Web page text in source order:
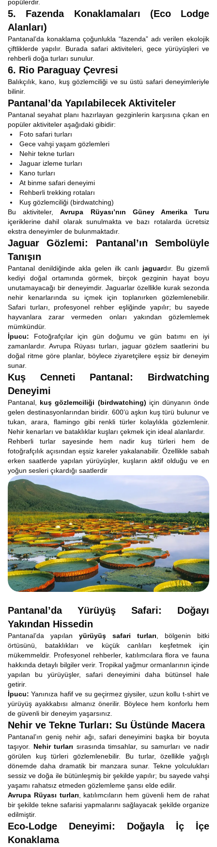
popülerdir.
5. Fazenda Konaklamaları (Eco Lodge
Alanları)
Pantanal’da konaklama çoğunlukla “fazenda” adı verilen ekolojik
çiftliklerde yapılır. Burada safari aktiviteleri, gece yürüyüşleri ve
rehberli doğa turları sunulur.
6. Rio Paraguay Çevresi
Balıkçılık, kano, kuş gözlemciliği ve su üstü safari deneyimleriyle
bilinir.
Pantanal’da Yapılabilecek Aktiviteler
Pantanal seyahat planı hazırlayan gezginlerin karşısına çıkan en
popüler aktiviteler aşağıdaki gibidir:
Foto safari turları
Gece vahşi yaşam gözlemleri
Nehir tekne turları
Jaguar izleme turları
Kano turları
At binme safari deneyimi
Rehberli trekking rotaları
Kuş gözlemciliği (birdwatching)
Bu aktiviteler,Avrupa Rüyası’nın Güney Amerika Turu
içeriklerine dahil olarak sunulmakta ve bazı rotalarda ücretsiz
ekstra deneyimler de bulunmaktadır.
Jaguar Gözlemi: Pantanal’ın Sembolüyle
Tanışın
Pantanal denildiğinde akla gelen ilk canlı jaguardır. Bu gizemli
kediyi doğal ortamında görmek, birçok gezginin hayat boyu
unutamayacağı bir deneyimdir. Jaguarlar özellikle kurak sezonda
nehir kenarlarında su içmek için toplanırken gözlemlenebilir.
Safari turları, profesyonel rehber eşliğinde yapılır; bu sayede
hayvanlara zarar vermeden onları yakından gözlemlemek
mümkündür.
İpucu: Fotoğrafçılar için gün doğumu ve gün batımı en iyi
zamanlardır. Avrupa Rüyası turları, jaguar gözlem saatlerini bu
doğal ritme göre planlar, böylece ziyaretçilere eşsiz bir deneyim
sunar.
Kuş Cenneti Pantanal: Birdwatching
Deneyimi
Pantanal, kuş gözlemciliği (birdwatching) için dünyanın önde
gelen destinasyonlarından biridir. 600’ü aşkın kuş türü bulunur ve
tukan, arara, flamingo gibi renkli türler kolaylıkla gözlemlenir.
Nehir kenarları ve bataklıklar kuşları çekmek için ideal alanlardır.
Rehberli turlar sayesinde hem nadir kuş türleri hem de
fotoğrafçılık açısından eşsiz kareler yakalanabilir. Özellikle sabah
erken saatlerde yapılan yürüyüşler, kuşların aktif olduğu ve en
yoğun sesleri çıkardığı saatlerdir
Pantanal’da Yürüyüş Safari: Doğayı
Yakından Hissedin
Pantanal’da yapılan yürüyüş safari turları , bölgenin bitki
örtüsünü, bataklıkları ve küçük canlıları keşfetmek için
mükemmeldir. Profesyonel rehberler, katılımcılara flora ve fauna
hakkında detaylı bilgiler verir. Tropikal yağmur ormanlarının içinde
yapılan bu yürüyüşler, safari deneyimini daha bütünsel hale
getirir.
İpucu: Yanınıza hafif ve su geçirmez giysiler, uzun kollu t-shirt ve
yürüyüş ayakkabısı almanız önerilir. Böylece hem konforlu hem
de güvenli bir deneyim yaşarsınız.
Nehir ve Tekne Turları: Su Üstünde Macera
Pantanal’ın geniş nehir ağı, safari deneyimini başka bir boyuta
taşıyor. Nehir turları sırasında timsahlar, su samurları ve nadir
görülen kuş türleri gözlemlenebilir. Bu turlar, özellikle yağışlı
dönemde daha dramatik bir manzara sunar. Tekne yolculukları
sessiz ve doğa ile bütünleşmiş bir şekilde yapılır; bu sayede vahşi
yaşamı rahatsız etmeden gözlemleme şansı elde edilir.
Avrupa Rüyası turları , katılımcıların hem güvenli hem de rahat
bir şekilde tekne safarisi yapmalarını sağlayacak şekilde organize
edilmiştir.
Eco-Lodge Deneyimi: Doğayla İç İçe
Konaklama